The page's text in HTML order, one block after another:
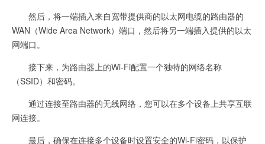
然后，将一端插入来自宽带提供商的以太网电缆的路由器的
WAN（Wide Area Network）端口，然后将另一端插入提供的以太
网端口。
接下来，为路由器上的Wi-Fi配置一个独特的网络名称
（SSID）和密码。
通过连接至路由器的无线网络，您可以在多个设备上共享互联
网连接。
最后，确保在连接多个设备时设置安全的Wi-Fi密码，以保护